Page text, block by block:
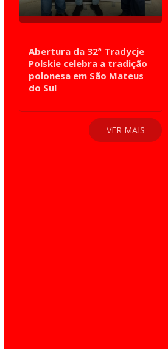
Abertura da 32ª Tradycje
Polskie celebra a tradição
polonesa em São Mateus
do Sul
VER MAIS